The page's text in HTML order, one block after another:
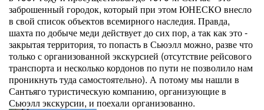
заброшенный городок, который при этом ЮНЕСКО внесло
в свой список объектов всемирного наследия. Правда,
шахта по добыче меди действует до сих пор, а так как это -
закрытая территория, то попасть в Сьюэлл можно, разве что
только с организованной экскурсией (отсутствие рейсового
транспорта и несколько кордонов по пути не позволило нам
проникнуть туда самостоятельно). А потому мы нашли в
Сантьяго туристическую компанию, организующие в
Сьюэлл экскурсии, и поехали организованно.